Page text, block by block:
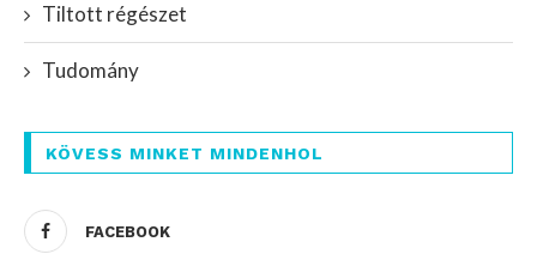
Tiltott régészet
Tudomány
KÖVESS MINKET MINDENHOL
FACEBOOK